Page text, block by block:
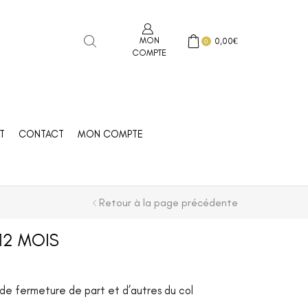
MON
COMPTE
0 0,00€
CONTACT MON COMPTE
Retour à la page précédente
MOIS
fermeture de part et d’autres du col